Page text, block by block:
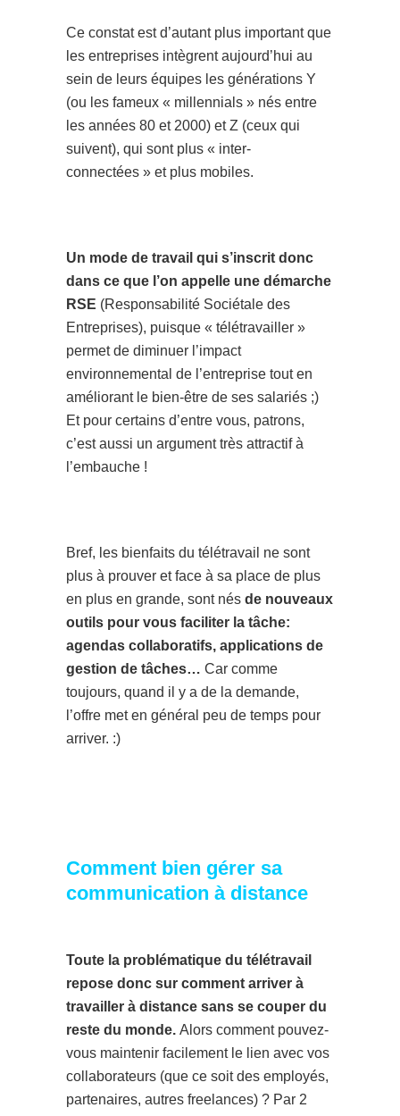
Ce constat est d’autant plus important que
les entreprises intègrent aujourd’hui au
sein de leurs équipes les générations Y
(ou les fameux « millennials » nés entre
les années 80 et 2000) et Z (ceux qui
suivent), qui sont plus « inter-
connectées » et plus mobiles.
Un mode de travail qui s’inscrit donc
dans ce que l’on appelle une démarche
RSE (Responsabilité Sociétale des
Entreprises), puisque « télétravailler »
permet de diminuer l’impact
environnemental de l’entreprise tout en
améliorant le bien-être de ses salariés ;)
Et pour certains d’entre vous, patrons,
c’est aussi un argument très attractif à
l’embauche !
Bref, les bienfaits du télétravail ne sont
plus à prouver et face à sa place de plus
en plus en grande, sont nés de nouveaux
outils pour vous faciliter la tâche:
agendas collaboratifs, applications de
gestion de tâches… Car comme
toujours, quand il y a de la demande,
l’offre met en général peu de temps pour
arriver. :)
Comment bien gérer sa
communication à distance
Toute la problématique du télétravail
repose donc sur comment arriver à
travailler à distance sans se couper du
reste du monde. Alors comment pouvez-
vous maintenir facilement le lien avec vos
collaborateurs (que ce soit des employés,
partenaires, autres freelances) ? Par 2